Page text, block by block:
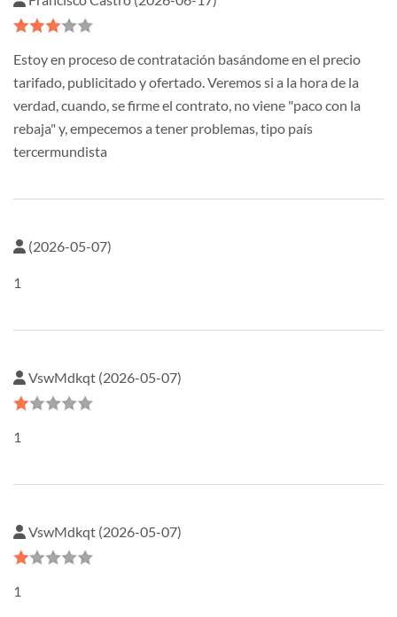
Estoy en proceso de contratación basándome en el precio
tarifado, publicitado y ofertado. Veremos si a la hora de la
verdad, cuando, se firme el contrato, no viene "paco con la
rebaja" y, empecemos a tener problemas, tipo país
tercermundista
(2026-05-07)
1
VswMdkqt (2026-05-07)
1
VswMdkqt (2026-05-07)
1